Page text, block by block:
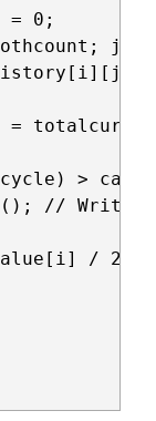
= 0;
= totalcurr
>
// Write
/